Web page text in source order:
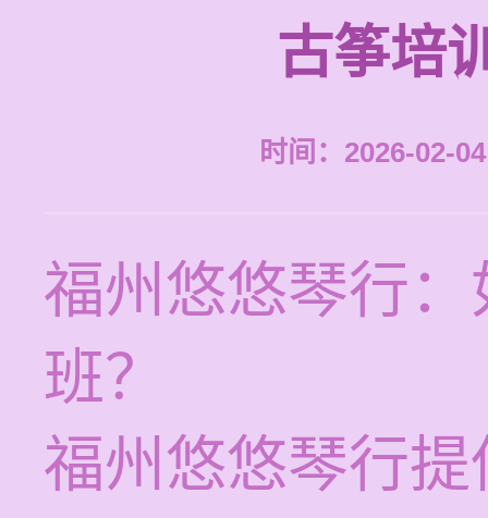
古筝培
时间：2026-02-
福州悠悠琴行
班？
福州悠悠琴行